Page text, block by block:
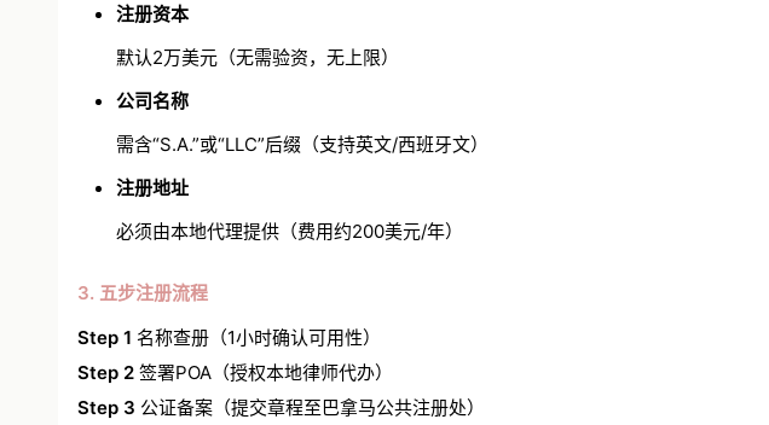
注册资本
默认2万美元（无需验资，无上限）
公司名称
需含“S.A.”或“LLC”后缀（支持英文/西班牙文）
注册地址
必须由本地代理提供（费用约200美元/年）
3. 五步注册流程
Step 1 名称查册（1小时确认可用性）
Step 2 签署POA （授权本地律师代办）
Step 3 公证备案（提交章程至巴拿马公共注册处）